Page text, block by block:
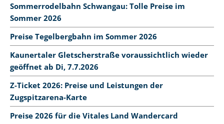
Sommerrodelbahn Schwangau: Tolle Preise im
Sommer 2026
Preise Tegelbergbahn im Sommer 2026
Kaunertaler Gletscherstraße voraussichtlich wieder
geöffnet ab Di, 7.7.2026
Z-Ticket 2026: Preise und Leistungen der
Zugspitzarena-Karte
Preise 2026 für die Vitales Land Wandercard